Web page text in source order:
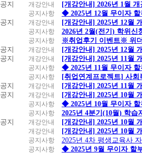
공지
개강안내
[개강안내] 2026년 1월
공지사항
◆ 2025년 12월 무이자
공지
개강안내
[개강안내] 2025년 12월
공지사항
2026년 2월(전기) 학위신
공지사항
※취업후기 이벤트※ 위
공지
개강안내
[개강안내] 2025년 12월
공지
개강안내
[개강안내] 2025년 11월
공지사항
◆ 2025년 11월 무이자
공지사항
[취업연계프로젝트] 사
공지
개강안내
[개강안내] 2025년 11월
공지
개강안내
[개강안내] 2025년 10월
공지사항
◆ 2025년 10월 무이자
공지사항
2025년 4분기(10월) 학습
공지
개강안내
[개강안내] 2025년 10월
개강안내
[개강안내] 2025년 10월
공지사항
2025년 4차 평생교육사
공지사항
◆ 2025년 9월 무이자 할